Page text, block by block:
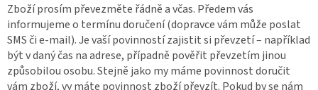
Zboží prosím převezměte řádně a včas. Předem vás
informujeme o termínu doručení (dopravce vám může poslat
SMS či e-mail). Je vaší povinností zajistit si převzetí – například
být v daný čas na adrese, případně pověřit převzetím jinou
způsobilou osobu. Stejně jako my máme povinnost doručit
vám zboží, vy máte povinnost zboží převzít. Pokud by se nám